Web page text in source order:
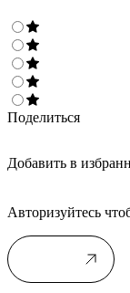
Поделиться
Добавить в
Авторизуйтесь